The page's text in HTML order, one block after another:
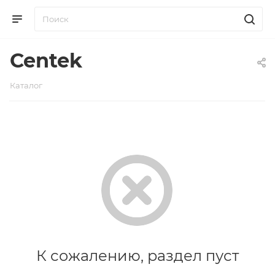
Centek
Каталог
К сожалению, раздел пуст